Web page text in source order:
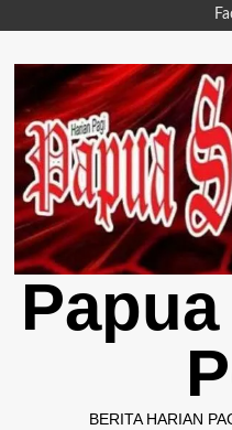
content
BERITA HARIAN